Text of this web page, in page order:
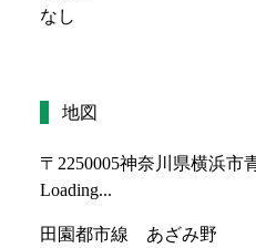
なし
地図
〒2250005神奈川県横浜市
Loading...
田園都市線　あざみ野